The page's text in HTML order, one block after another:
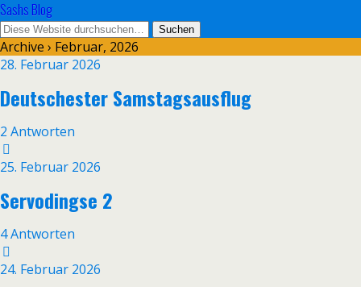
Sashs Blog
Archive › Februar, 2026
28. Februar 2026
Deutschester Samstagsausflug
2 Antworten
25. Februar 2026
Servodingse 2
4 Antworten
24. Februar 2026